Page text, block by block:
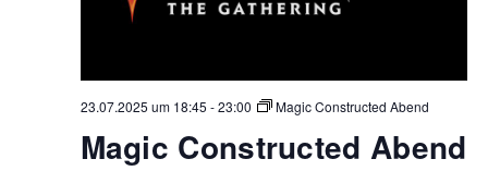
23.07.2025 um 18:45 -23:00 Magic Constructed Abend
Magic Constructed Abend